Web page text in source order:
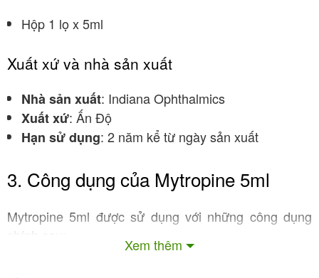
Hộp 1 lọ x 5ml
Xuất xứ và nhà sản xuất
Nhà sản xuất: Indiana Ophthalmics
Xuất xứ: Ấn Độ
Hạn sử dụng: 2 năm kể từ ngày sản xuất
3. Công dụng của Mytropine 5ml
Xem thêm
Mytropine 5ml được sử dụng với những công dụng
chính sau: